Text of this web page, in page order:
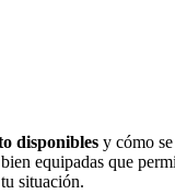
disponibles y cómo
equipadas que
situación.